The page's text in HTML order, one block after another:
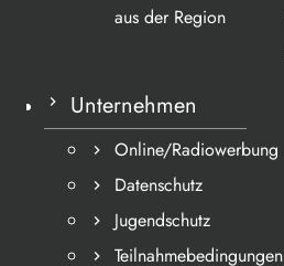
aus der Region
Unternehmen
Online/Radiowerbung
Datenschutz
Jugendschutz
Teilnahmebedingungen